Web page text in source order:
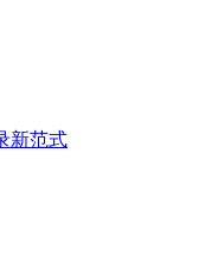
新范式